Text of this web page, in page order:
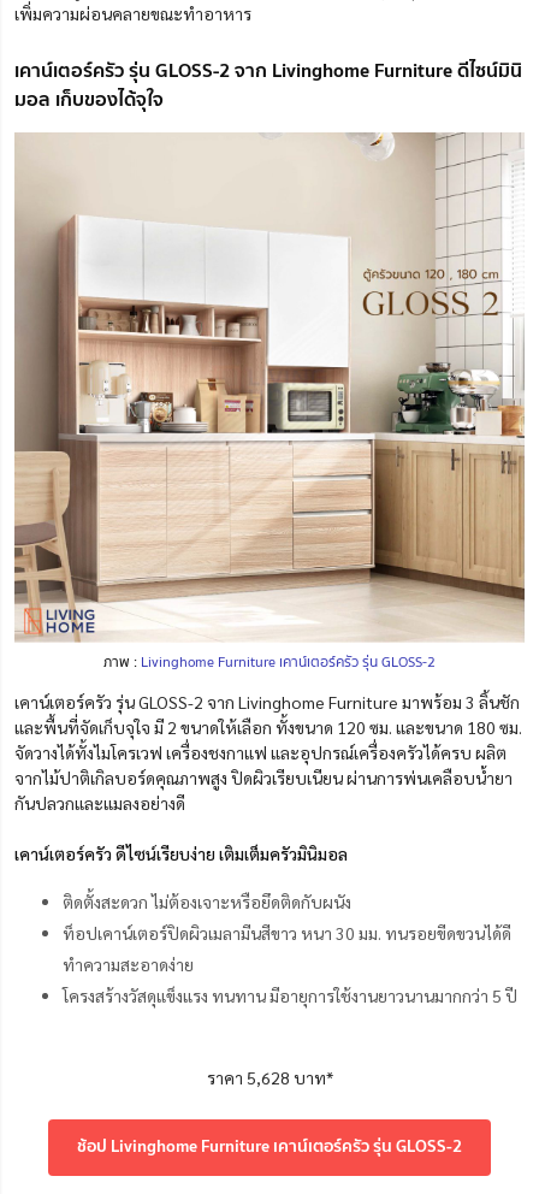
เพิ่มความผ่อนคลายขณะทำอาหาร
เคาน์เตอร์ครัว รุ่น GLOSS-2 จาก Livinghome Furniture ดีไซน์มินิ
มอล เก็บของได้จุใจ
ภาพ : Livinghome Furniture เคาน์เตอร์ครัว รุ่น GLOSS-2
เคาน์เตอร์ครัว รุ่น GLOSS-2 จาก Livinghome Furniture มาพร้อม 3 ลิ้นชัก
และพื้นที่จัดเก็บจุใจ มี 2 ขนาดให้เลือก ทั้งขนาด 120 ซม. และขนาด 180 ซม.
จัดวางได้ทั้งไมโครเวฟ เครื่องชงกาแฟ และอุปกรณ์เครื่องครัวได้ครบ ผลิต
จากไม้ปาติเกิลบอร์ดคุณภาพสูง ปิดผิวเรียบเนียน ผ่านการพ่นเคลือบน้ำยา
กันปลวกและแมลงอย่างดี
เคาน์เตอร์ครัว ดีไซน์เรียบง่าย เติมเต็มครัวมินิมอล
ติดตั้งสะดวก ไม่ต้องเจาะหรือยึดติดกับผนัง
ท็อปเคาน์เตอร์ปิดผิวเมลามีนสีขาว หนา 30 มม. ทนรอยขีดขวนได้ดี
ทำความสะอาดง่าย
โครงสร้างวัสดุแข็งแรง ทนทาน มีอายุการใช้งานยาวนานมากกว่า 5 ปี
ราคา 5,628 บาท*
ช้อป Livinghome Furniture เคาน์เตอร์ครัว รุ่น GLOSS-2